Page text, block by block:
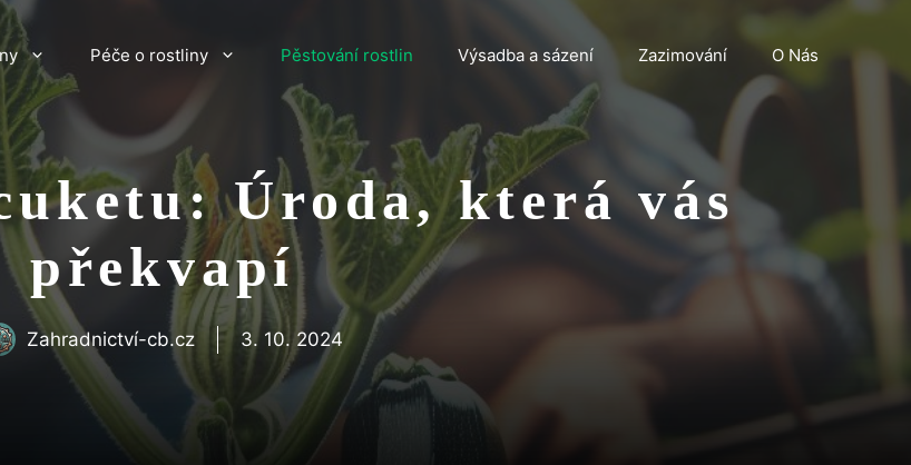
Péče o rostliny Pěstování rostlin Výsadba a sázení Zazimování O Nás
Úroda, která vás
překvapí
Zahradnictví-cb.cz 3. 10. 2024